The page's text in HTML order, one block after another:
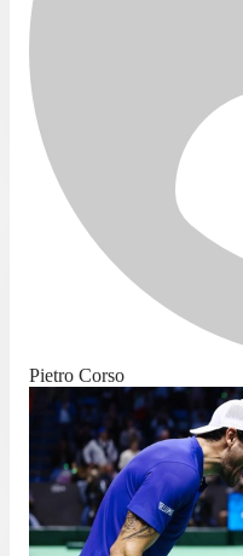
Pietro Corso